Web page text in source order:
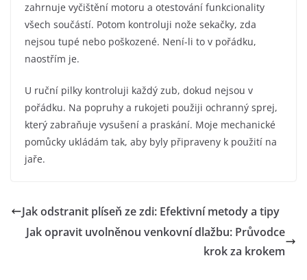
zahrnuje vyčištění motoru a otestování funkcionality
všech součástí. Potom kontroluji nože sekačky, zda
nejsou tupé nebo poškozené. Není-li to v pořádku,
naostřím je.
U ruční pilky kontroluji každý zub, dokud nejsou v
pořádku. Na popruhy a rukojeti použiji ochranný sprej,
který zabraňuje vysušení a praskání. Moje mechanické
pomůcky ukládám tak, aby byly připraveny k použití na
jaře.
Jak odstranit plíseň ze zdi: Efektivní metody a tipy
Jak opravit uvolněnou venkovní dlažbu: Průvodce
krok za krokem